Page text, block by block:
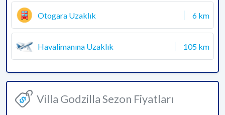
Otogara Uzaklık 6 km
Havalimanına Uzaklık 105 km
Villa Godzilla Sezon Fiyatları